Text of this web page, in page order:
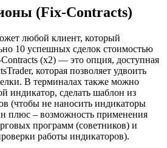
(Fix-Contracts)
любой клиент, который
10 успешных сделок стоимостью
(х2) — это опция, доступная
которая позволяет удвоить
В терминалах также можно
индикатор, сделать шаблон из
(чтобы не наносить индикаторы
плюс – возможность применения
программ (советников) и
работы индикаторов).